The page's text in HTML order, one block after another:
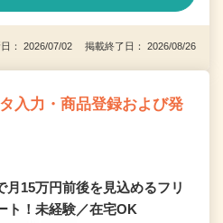
： 2026/07/02 掲載終了日： 2026/08/26
入力・商品登録および発
月15万円前後を見込めるフリ
ト！未経験／在宅OK